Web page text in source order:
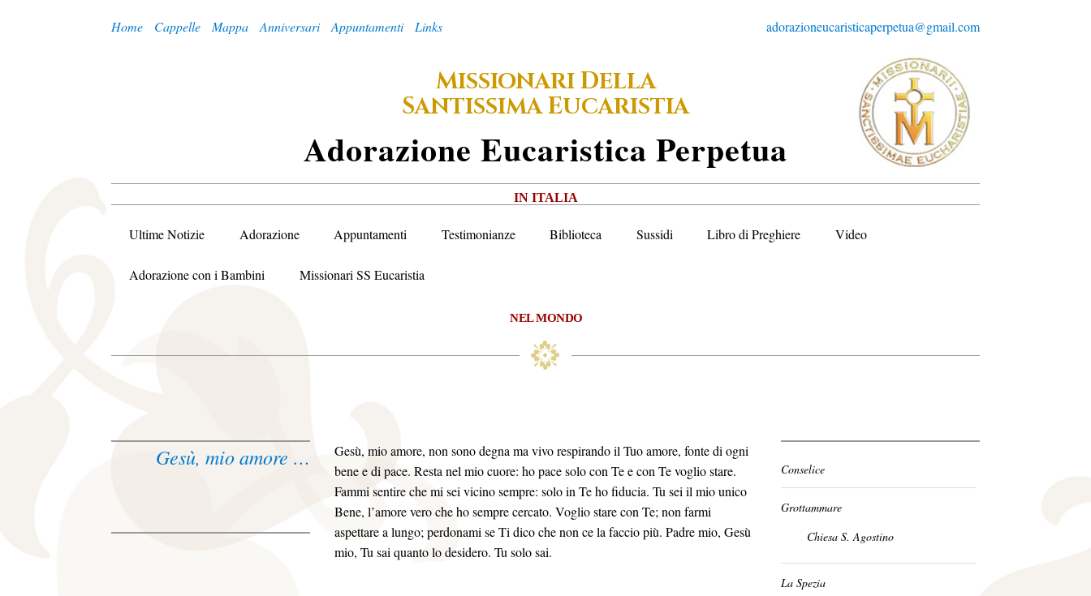
adorazioneucaristicaperpetua@gmail.com
Home Cappelle Mappa Anniversari Appuntamenti Links
MISSIONARIDELLA
SANTISSIMAEUCARISTIA
ADorazione EUcaristica PErpetua
IN ITALIA
Ultime Notizie Adorazione Appuntamenti Testimonianze Biblioteca Sussidi Libro di Preghiere Video
Adorazione con i Bambini Missionari SS Eucaristia
NEL MONDO
Gesù, mio amore …
Gesù, mio amore, non sono degna ma vivo respirando il Tuo amore, fonte di ogni
bene e di pace. Resta nel mio cuore: ho pace solo con Te e con Te voglio stare.
Fammi sentire che mi sei vicino sempre: solo in Te ho fiducia. Tu sei il mio unico
Bene, l’amore vero che ho sempre cercato. Voglio stare con Te; non farmi
aspettare a lungo; perdonami se Ti dico che non ce la faccio più. Padre mio, Gesù
mio, Tu sai quanto lo desidero. Tu solo sai.
Conselice
Grottammare
Chiesa S. Agostino
La Spezia